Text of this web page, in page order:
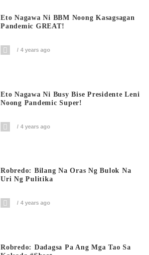
Eto Nagawa Ni BBM Noong Kasagsagan
Pandemic GREAT!
4 years ago
Eto Nagawa Ni Busy Bise Presidente Leni
Noong Pandemic Super!
4 years ago
Robredo: Bilang Na Oras Ng Bulok Na
Uri Ng Pulitika
4 years ago
Robredo: Dadagsa Pa Ang Mga Tao Sa